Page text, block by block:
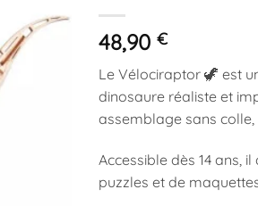
à la
liste
d’envies
48,90 €
Le Vélociraptor 🦖 est
dinosaure réaliste et
assemblage sans
Accessible dès 14 ans,
puzzles et de